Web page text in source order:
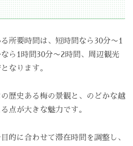
所要時間は、短時間なら30分〜1
ら1時間30分〜2時間、周辺観光
なります。
歴史ある梅の景観と、のどかな越
点が大きな魅力です。
的に合わせて滞在時間を調整し、